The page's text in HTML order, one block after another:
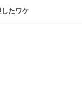
したワケ